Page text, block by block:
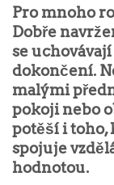
Pro mnoho
Dobře
se
dokončení.
malými
pokoji nebo
potěší i toho,
spojuje
hodnotou.